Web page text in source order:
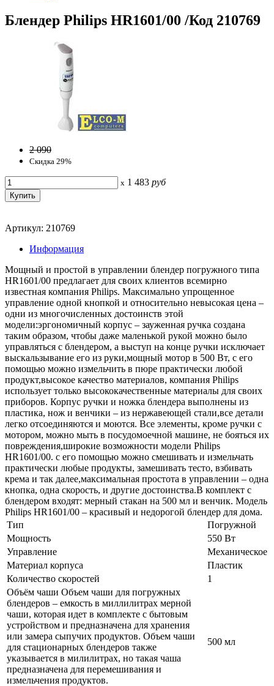
Блендер Philips HR1601/00 /Код 210769
2 090
Скидка 29%
x 1 483 руб
Артикул: 210769
Информация
Мощный и простой в управлении блендер погружного типа
HR1601/00 предлагает для своих клиентов всемирно
известная компания Philips. Максимально упрощенное
управление одной кнопкой и относительно невысокая цена –
одни из многочисленных достоинств этой
модели:эргономичный корпус – зауженная ручка создана
таким образом, чтобы даже маленькой рукой можно было
управляться с блендером, а выступ на конце ручки исключает
выскальзывание его из руки,мощный мотор в 500 Вт, с его
помощью можно измельчить в пюре практически любой
продукт,высокое качество материалов, компания Philips
использует только высококачественные материалы для своих
приборов. Корпус ручки и ножка блендера выполнены из
пластика, нож и венчики – из нержавеющей стали,все детали
легко отсоединяются и моются. Все элементы, кроме ручки с
мотором, можно мыть в посудомоечной машине, не бояться их
повреждения,широкие возможности модели Philips
HR1601/00. с его помощью можно смешивать и измельчать
практически любые продукты, замешивать тесто, взбивать
крема и так далее,максимальная простота в управлении – одна
кнопка, одна скорость, и другие достоинства.В комплект с
блендером входят: мерный стакан на 500 мл и венчик. Модель
Philips HR1601/00 – красивый и недорогой блендер для дома.
Тип
Погружной
Мощность
550 Вт
Управление
Механическое
Материал корпуса
Пластик
Количество скоростей
1
Объём чаши Объем чаши для погружных
блендеров – емкость в миллилитрах мерной
чаши, которая идет в комплекте с бытовым
устройством и предназначена для хранения
или замера сыпучих продуктов. Объем чаши
для стационарных блендеров также
указывается в милилитрах, но такая чаша
предназначена для перемешивания и
измельчения продуктов.
500 мл